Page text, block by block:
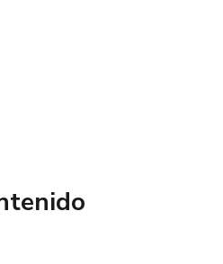
alimentación antes de
hoy mismo. Tu cuerpo y